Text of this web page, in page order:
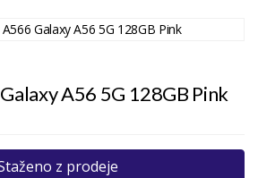
A56 5G 128GB Pink
z prodeje